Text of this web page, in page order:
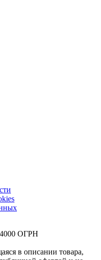
ОГРН
в описании товара,